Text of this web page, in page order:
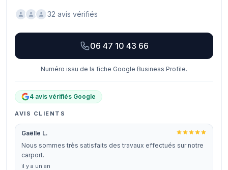
32 avis vérifiés
06 47 10 43 66
Numéro issu de la fiche Google Business Profile.
4 avis vérifiés Google
AVIS CLIENTS
Gaëlle L.
Nous sommes très satisfaits des travaux effectués sur notre
carport.
il y a un an